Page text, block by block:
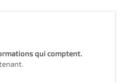
qui comptent.